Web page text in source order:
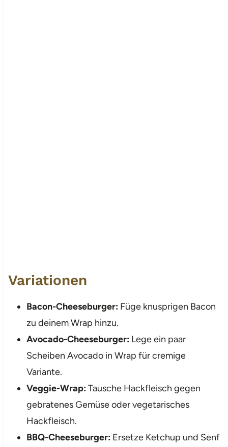
Variationen
Bacon-Cheeseburger:Füge knusprigen Bacon
zu deinem Wrap hinzu.
Avocado-Cheeseburger:Lege ein paar
Scheiben Avocado in Wrap für cremige
Variante.
Veggie-Wrap:Tausche Hackfleisch gegen
gebratenes Gemüse oder vegetarisches
Hackfleisch.
BBQ-Cheeseburger:Ersetze Ketchup und Senf